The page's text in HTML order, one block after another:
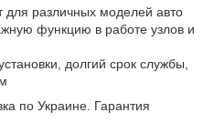
для различных моделей авто
функцию в работе узлов и
долгий срок службы,
по Украине. Гарантия